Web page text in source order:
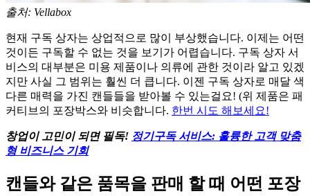
출처: Vellabox
현재 구독 상자는 상업적으로 많이 부상했습니다. 이제는 어떤
것이든 구독할 수 없는 것을 보기가 어렵습니다. 구독 상자 서
비스의 대부분은 미용 제품이나 의류에 관한 것이라 알고 있겠
지만 사실 그 범위는 훨씬 더 큽니다. 이젠 구독 상자로 매달 색
다른 매력을 가진 캔들들을 받아볼 수 있는걸요! (위 제품은 패
커티브의 포장박스와 비슷합니다. 한번 시도 해보세요!
창업이 고민이 되면 필독! 정기구독 서비스: 훌륭한 고객 맞춤
형 비즈니스 기회
캔들와 같은 품목을 판매 할 때 어떤 포장